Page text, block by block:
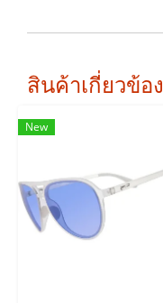
สินค้าเกี่ยวข้อง
New